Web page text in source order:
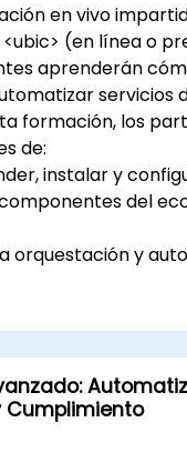
en vivo
(en línea o
aprenderán
servicios
formación, los
de:
instalar y
del
orquestación y
de red físicas y
orquestar y
y otros servicios de
eficientemente todo
red mediante un
por software.
Cumplimiento